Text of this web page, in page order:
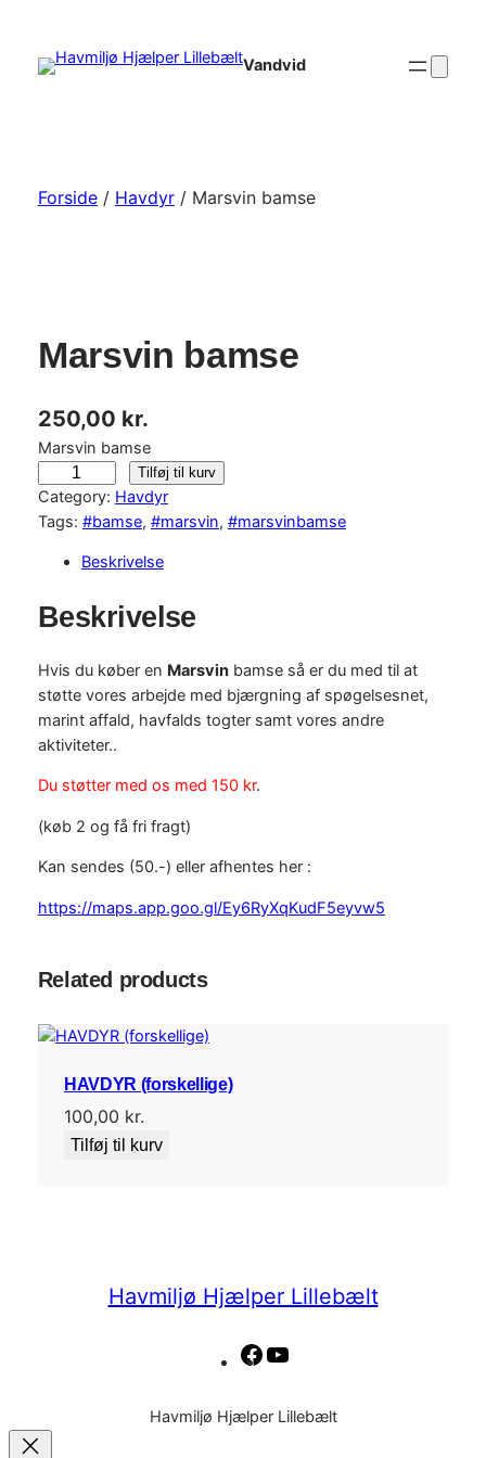
indhold
Vandvid
Forside/ Havdyr/ Marsvin bamse
Marsvin bamse
250,00 kr.
Marsvin bamse
a
r
n
a
m
s
e
n
t
l
Tilføj til kurv
Category: Havdyr
Tags: #bamse, #marsvin, #marsvinbamse
Beskrivelse
Beskrivelse
Hvis du køber en Marsvinbamse så er du med til at
støtte vores arbejde med bjærgning af spøgelsesnet,
marint affald, havfalds togter samt vores andre
aktiviteter..
Du støtter med os med 150 kr.
(køb 2 og få fri fragt)
Kan sendes (50.-) eller afhentes her :
https://maps.app.goo.gl/Ey6RyXqKudF5eyvw5
Related products
HAVDYR (forskellige)
100,00 kr.
Tilføj til kurv
Havmiljø Hjælper Lillebælt
Facebook
Havmiljø Hjælper Lillebælt